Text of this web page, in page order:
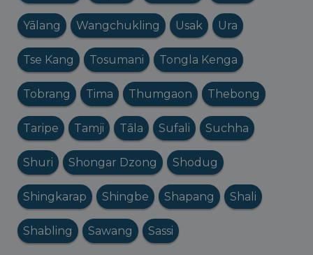
Yālang Wangchukling Usak Ura
Tse Kang Tosumani Tongla Kenga
Tobrang Tima Thumgaon Thebong
Taripe Tamji Tāla Sufali Suchha
Shuri Shongar Dzong Shodug
Shingkarap Shingbe Shapang Shali
Shabling Sawang Sassi